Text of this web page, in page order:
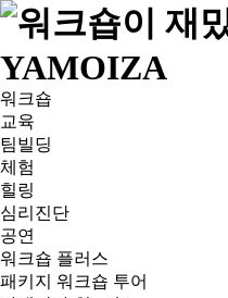
워크숍
교육
팀빌딩
체험
힐링
심리진단
공연
워크숍 플러스
패키지 워크숍 투어